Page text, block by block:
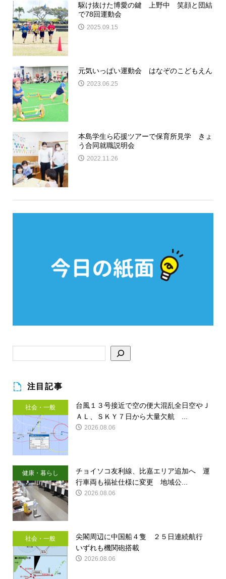
駆け抜けた博愛の鍵 上野中 笑顔と団結
で78回運動会
2025.09.15
元気いっぱい運動会 はなぞのこどもえん
2023.06.25
本島学生ら応援ツアーで保育所見学 きょ
う合同就職説明会
2022.11.26
注目記事
社会・一般
台風１３号接近で空の便大混乱全日空やＪ
ＡＬ、ＳＫＹ７日から大量欠航 ...
2026.08.06
健康・暮らし
チョイソコ友利線、比嘉エリア追加へ 運
行車両も福祉仕様に変更 地域公...
2026.08.06
社会・一般
尖閣周辺に中国船４隻 ２５日連続航行
いずれも機関砲搭載
2026.08.06